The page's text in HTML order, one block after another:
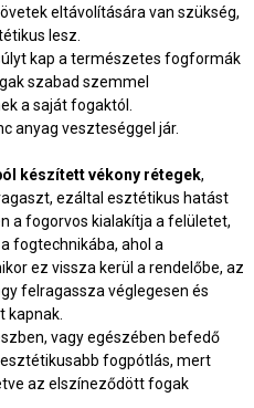
eltávolítására van szükség,
lesz.
kap a természetes fogformák
szabad szemmel
a saját fogaktól.
anyag veszteséggel jár.
készített vékony rétegek,
ezáltal esztétikus hatást
a fogorvos kialakítja a felületet,
fogtechnikába, ahol a
ez vissza kerül a rendelőbe, az
felragassza véglegesen és
kapnak.
vagy egészében befedő
fogpótlás, mert
az elszíneződött fogak